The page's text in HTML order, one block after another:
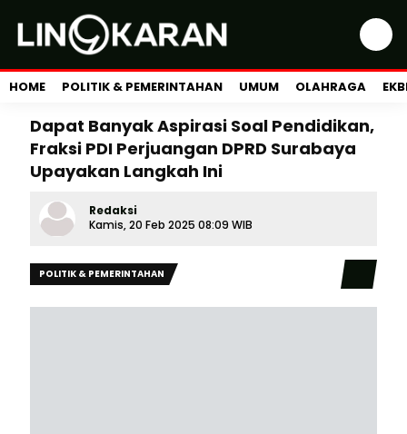
HOME POLITIK & PEMERINTAHAN UMUM OLAHRAGA
Dapat Banyak Aspirasi Soal Pendidikan,
Fraksi PDI Perjuangan DPRD Surabaya
Upayakan Langkah Ini
Redaksi
Kamis, 20 Feb 2025 08:09 WIB
POLITIK & PEMERINTAHAN